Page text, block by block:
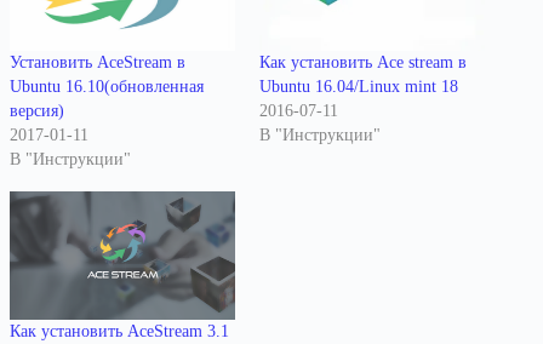
Установить AceStream в
Ubuntu 16.10(обновленная
версия)
2017-01-11
В "Инструкции"
Как установить Ace stream в
Ubuntu 16.04/Linux mint 18
2016-07-11
В "Инструкции"
Как установить AceStream 3.1